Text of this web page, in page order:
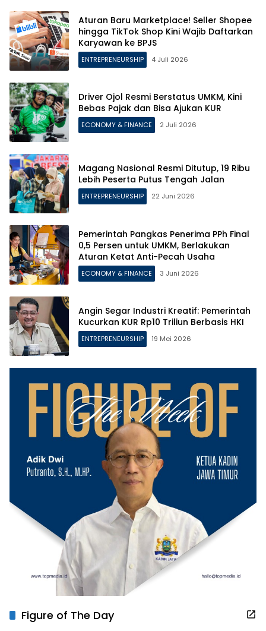
Aturan Baru Marketplace! Seller Shopee
hingga TikTok Shop Kini Wajib Daftarkan
Karyawan ke BPJS
ENTREPRENEURSHIP 4 Juli 2026
Driver Ojol Resmi Berstatus UMKM, Kini
Bebas Pajak dan Bisa Ajukan KUR
ECONOMY & FINANCE 2 Juli 2026
Magang Nasional Resmi Ditutup, 19 Ribu
Lebih Peserta Putus Tengah Jalan
ENTREPRENEURSHIP 22 Juni 2026
Pemerintah Pangkas Penerima PPh Final
0,5 Persen untuk UMKM, Berlakukan
Aturan Ketat Anti-Pecah Usaha
ECONOMY & FINANCE 3 Juni 2026
Angin Segar Industri Kreatif: Pemerintah
Kucurkan KUR Rp10 Triliun Berbasis HKI
ENTREPRENEURSHIP 19 Mei 2026
Figure of The Day